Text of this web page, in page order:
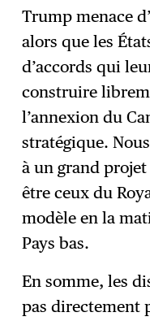
Trump menace
alors que les
d’accords qui
construire
l’annexion du
stratégique.
à un grand
être ceux du
modèle en la
Pays bas.
En somme, les
pas directement